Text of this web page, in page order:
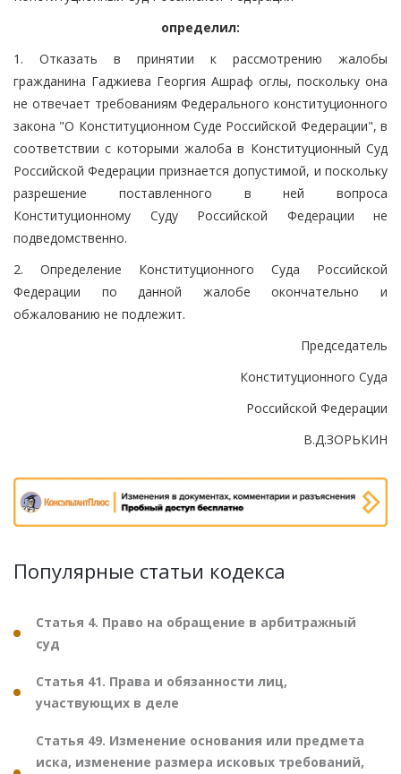
определил:
1. Отказать в принятии к рассмотрению жалобы
гражданина Гаджиева Георгия Ашраф оглы, поскольку она
не отвечает требованиям Федерального конституционного
закона "О Конституционном Суде Российской Федерации", в
соответствии с которыми жалоба в Конституционный Суд
Российской Федерации признается допустимой, и поскольку
разрешение поставленного в ней вопроса
Конституционному Суду Российской Федерации не
подведомственно.
2. Определение Конституционного Суда Российской
Федерации по данной жалобе окончательно и
обжалованию не подлежит.
Председатель
Конституционного Суда
Российской Федерации
В.Д.ЗОРЬКИН
Популярные статьи кодекса
Статья 4. Право на обращение в арбитражный
суд
Статья 41. Права и обязанности лиц,
участвующих в деле
Статья 49. Изменение основания или предмета
иска, изменение размера исковых требований,